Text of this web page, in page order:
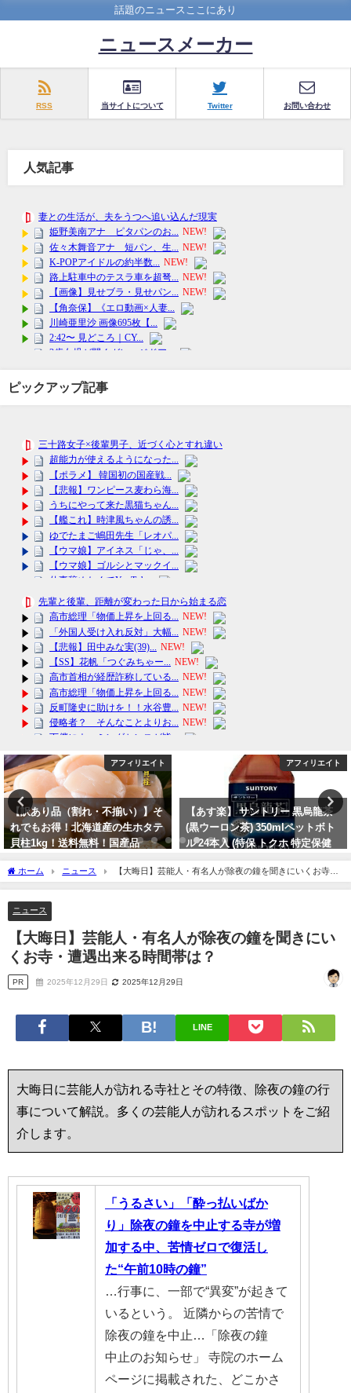
話題のニュースここにあり
ニュースメーカー
RSS 当サイトについて Twitter お問い合わせ
人気記事
ピックアップ記事
アフィリエイト
【あす楽】 サントリー 黒烏龍茶
(黒ウーロン茶) 350mlペットボト
ル 24本入 (特保 トクホ 特定保健
用食品)
芸能・エンタメ
【自粛】「有愛きい vs 天彩峰
里」について、すみれコードを遵
守するファンは複雑な心境。過去
にも元HKT48岡田栞奈が宝塚宙組
の七海ひろきファンよりフルボッ
コにされています！
ホーム ニュース
【大晦日】芸能人・有名人が除夜の鐘を聞きにいくお寺・
遭遇出来る時間帯は？
ニュース
【大晦日】芸能人・有名人が除夜の鐘を聞きにい
くお寺・遭遇出来る時間帯は？
PR 2025年12月29日 2025年12月29日
LINE
大晦日に芸能人が訪れる寺社とその特徴、除夜の鐘の行
事について解説。多くの芸能人が訪れるスポットをご紹
介します。
「うるさい」「酔っ払いばか
り」除夜の鐘を中止する寺が増
加する中、苦情ゼロで復活し
た“午前10時の鐘”
…行事に、一部で“異変”が起きて
いるという。 近隣からの苦情で
除夜の鐘を中止…「除夜の鐘
中止のお知らせ」 寺院のホーム
ページに掲載された、どこかさ